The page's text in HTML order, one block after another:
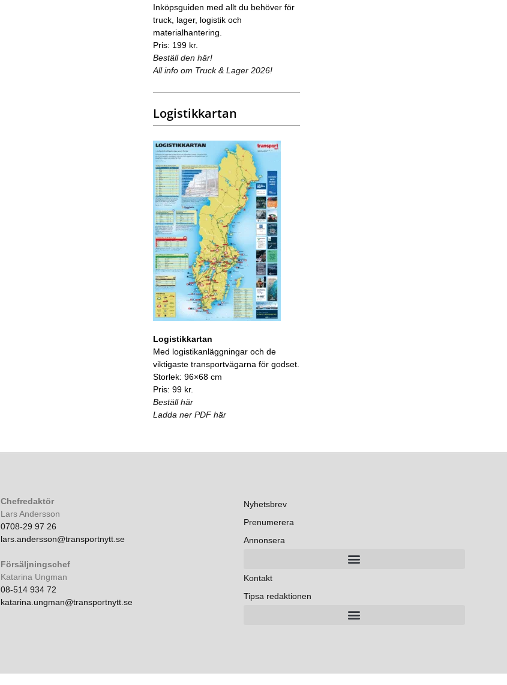
Inköpsguiden med allt du behöver för
truck, lager, logistik och
materialhantering.
Pris: 199 kr.
Beställ den här!
All info om Truck & Lager 2026!
Logistikkartan
Logistikkartan
Med logistikanläggningar och de
viktigaste transportvägarna för godset.
Storlek: 96×68 cm
Pris: 99 kr.
Beställ här
Ladda ner PDF här
Chefredaktör
Lars Andersson
0708-29 97 26
lars.andersson@transportnytt.se
Försäljningschef
Katarina Ungman
08-514 934 72
katarina.ungman@transportnytt.se
Nyhetsbrev
Prenumerera
Annonsera
Kontakt
Tipsa redaktionen